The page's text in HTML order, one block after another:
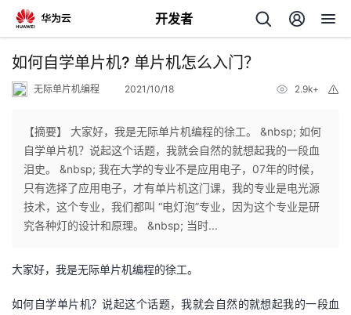
开发者
返
个
人
主
页
我
的
开
如何自学单片机? 单片机怎么入门？
无际单片机编程 2021/10/18 2.9k+
【摘要】 大家好，我是无际单片机编程的徐工。 &nbsp; 如何
自学单片机？说起这个话题，我就会自然的就想起我的一段血
泪史。 &nbsp; 我在大学的专业不是应用电子，07年的时候，
只有选择了应用电子，才有单片机这门课，我的专业是电光源
技术，这个专业，我们都叫 “电灯泡”专业，因为这个专业是研
究各种灯的设计和原理。 &nbsp; 当时...
大家好，我是无际单片机编程的徐工。
如何自学单片机？说起这个话题，我就会自然的就想起我的一段血